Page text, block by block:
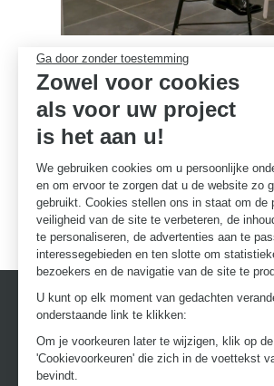
Ga door zonder toestemming
Zowel voor cookies
als voor uw project
is het aan u!
We gebruiken cookies om u persoonlijke
en om ervoor te zorgen dat u de website zo
gebruikt. Cookies stellen ons in staat om de
veiligheid van de site te verbeteren, de
te personaliseren, de advertenties aan te
interessegebieden en ten slotte om
bezoekers en de navigatie van de site te
U kunt op elk moment van gedachten
onderstaande link te klikken:
Om je voorkeuren later te wijzigen, klik op
'Cookievoorkeuren' die zich in de voettekst
bevindt.
Garanties voor